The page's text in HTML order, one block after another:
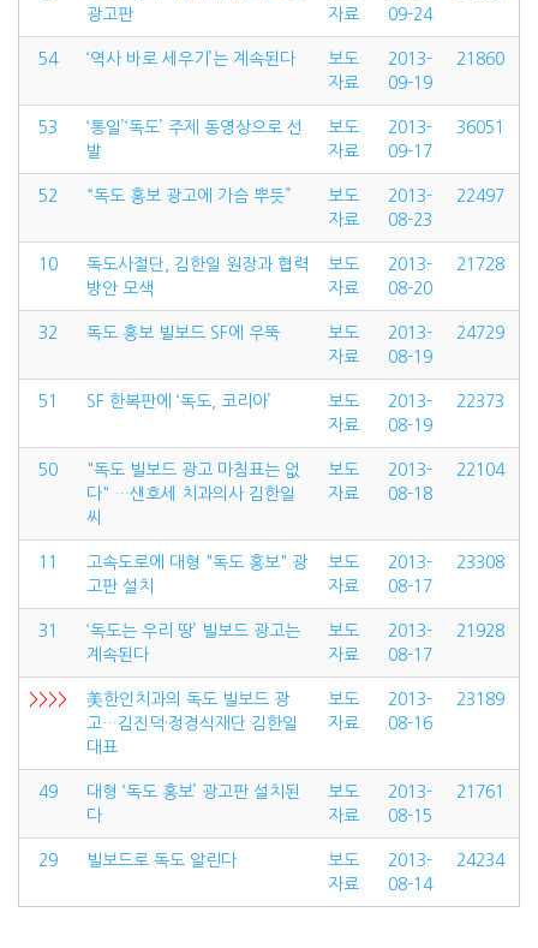
광고판
자료
09-24
54 ‘역사 바로 세우기’는 계속된다
보도
자료
2013-
09-19
21860
53
‘통일’‘독도’ 주제 동영상으로 선
발
보도
자료
2013-
09-17
36051
52 “독도 홍보 광고에 가슴 뿌듯”
보도
자료
2013-
08-23
22497
10
독도사절단, 김한일 원장과 협력
방안 모색
보도
자료
2013-
08-20
21728
32 독도 홍보 빌보드 SF에 우뚝
보도
자료
2013-
08-19
24729
51 SF 한복판에 ‘독도, 코리아’
보도
자료
2013-
08-19
22373
50
"독도 빌보드 광고 마침표는 없
다" …샌호세 치과의사 김한일
씨
보도
자료
2013-
08-18
22104
11
고속도로에 대형 "독도 홍보" 광
고판 설치
보도
자료
2013-
08-17
23308
31
‘독도는 우리 땅’ 빌보드 광고는
계속된다
보도
자료
2013-
08-17
21928
>>>>
美한인치과의 독도 빌보드 광
고…김진덕·정경식재단 김한일
대표
보도
자료
2013-
08-16
23189
49
대형 ‘독도 홍보’ 광고판 설치된
다
보도
자료
2013-
08-15
21761
29 빌보드로 독도 알린다
보도
자료
2013-
08-14
24234